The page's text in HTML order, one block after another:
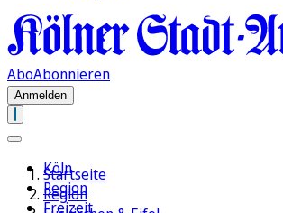
AboAbonnieren
Anmelden
Köln
Region
Freizeit
Startseite
Region